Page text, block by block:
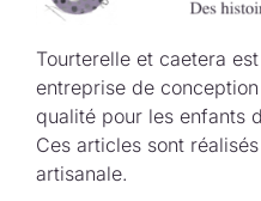
Tourterelle et caetera
entreprise de
qualité pour les enfants
Ces articles sont
artisanale.